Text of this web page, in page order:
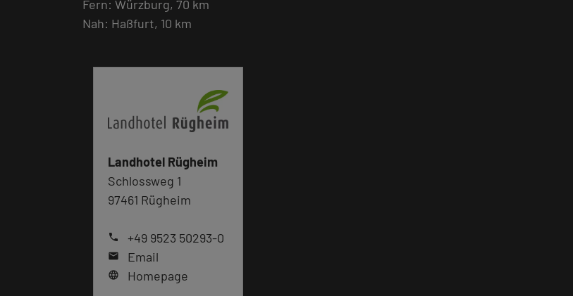
Fern: Würzburg, 70 km
Nah: Haßfurt, 10 km
Landhotel Rügheim
Schlossweg 1
97461 Rügheim
phone +49 9523 50293-0
mail Email
language Homepage